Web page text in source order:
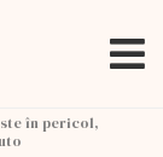
în pericol,